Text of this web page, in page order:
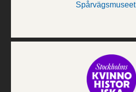
Spårvägsmuseet